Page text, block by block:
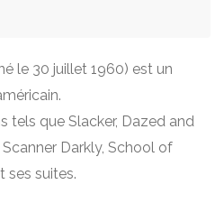
le 30 juillet 1960) est un
tels que Slacker, Dazed and
Darkly, School of
ses suites.